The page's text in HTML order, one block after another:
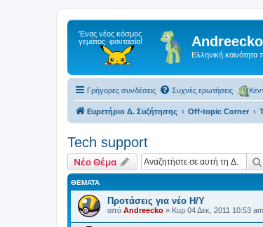
Ελληνική κοινότητα
Γρήγορες συνδέσεις Συχνές ερωτήσεις
Ευρετήριο Δ. Συζήτησης Off-topic Corner
Tech support
Νέο Θέμα
ΘΈΜΑΤΑ
Προτάσεις για νέο Η/Υ
από Andreecko » Κυρ 04 Δεκ, 2011 10:53 am